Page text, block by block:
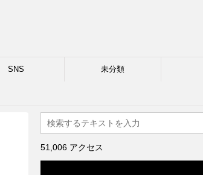
SNS 未分類
51,006 アクセス